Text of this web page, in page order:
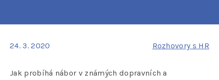
24. 3. 2020 Rozhovory s HR
Jak probíhá nábor v známých dopravních a